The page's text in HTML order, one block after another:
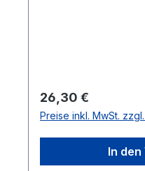
das Spielzeug für
Durch die stetige
automatisch die
es einfach zu
Regulärer Preis:
26,30 €
Preise inkl. MwSt.
In